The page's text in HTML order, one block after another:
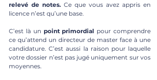
relevé de notes. Ce que vous avez appris en
licence n’est qu’une base.
C’est là un point primordial pour comprendre
ce qu’attend un directeur de master face à une
candidature. C’est aussi la raison pour laquelle
votre dossier n’est pas jugé uniquement sur vos
moyennes.